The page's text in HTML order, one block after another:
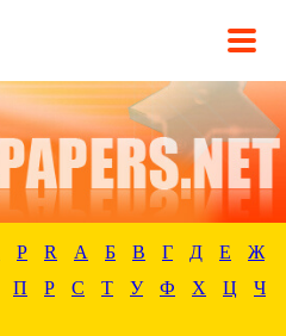
P R А Б В Г Д Е
Ж
П Р С Т У Ф Х Ц
Ч